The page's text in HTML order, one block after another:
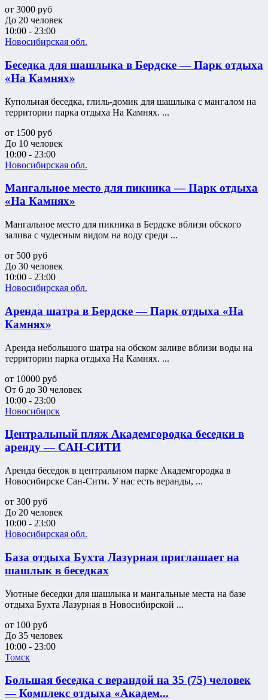
от 3000 руб
До 20 человек
10:00 - 23:00
Новосибирская обл.
Беседка для шашлыка в Бердске — Парк отдыха
«На Камнях»
Купольная беседка, глиль-домик для шашлыка с мангалом на
территории парка отдыха На Камнях. ...
от 1500 руб
До 10 человек
10:00 - 23:00
Новосибирская обл.
Мангальное место для пикника — Парк отдыха
«На Камнях»
Мангальное место для пикника в Бердске вблизи обского
залива с чудесным видом на воду среди ...
от 500 руб
До 30 человек
10:00 - 23:00
Новосибирская обл.
Аренда шатра в Бердске — Парк отдыха «На
Камнях»
Аренда небольшого шатра на обском заливе вблизи воды на
территории парка отдыха На Камнях. ...
от 10000 руб
От 6 до 30 человек
10:00 - 23:00
Новосибирск
Центральный пляж Академгородка беседки в
аренду — САН-СИТИ
Аренда беседок в центральном парке Академгородка в
Новосибирске Сан-Сити. У нас есть веранды, ...
от 300 руб
До 20 человек
10:00 - 23:00
Новосибирская обл.
База отдыха Бухта Лазурная приглашает на
шашлык в беседках
Уютные беседки для шашлыка и мангальные места на базе
отдыха Бухта Лазурная в Новосибирской ...
от 100 руб
До 35 человек
10:00 - 23:00
Томск
Большая беседка с верандой на 35 (75) человек
— Комплекс отдыха «Академ...